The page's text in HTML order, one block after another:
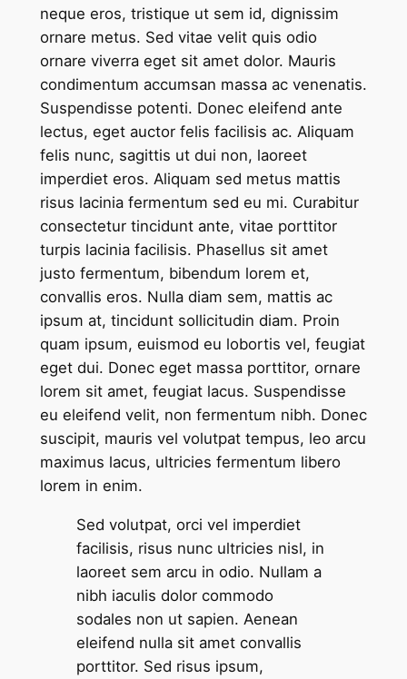
neque eros, tristique ut sem id, dignissim
ornare metus. Sed vitae velit quis odio
ornare viverra eget sit amet dolor. Mauris
condimentum accumsan massa ac venenatis.
Suspendisse potenti. Donec eleifend ante
lectus, eget auctor felis facilisis ac. Aliquam
felis nunc, sagittis ut dui non, laoreet
imperdiet eros. Aliquam sed metus mattis
risus lacinia fermentum sed eu mi. Curabitur
consectetur tincidunt ante, vitae porttitor
turpis lacinia facilisis. Phasellus sit amet
justo fermentum, bibendum lorem et,
convallis eros. Nulla diam sem, mattis ac
ipsum at, tincidunt sollicitudin diam. Proin
quam ipsum, euismod eu lobortis vel, feugiat
eget dui. Donec eget massa porttitor, ornare
lorem sit amet, feugiat lacus. Suspendisse
eu eleifend velit, non fermentum nibh. Donec
suscipit, mauris vel volutpat tempus, leo arcu
maximus lacus, ultricies fermentum libero
lorem in enim.
Sed volutpat, orci vel imperdiet
facilisis, risus nunc ultricies nisl, in
laoreet sem arcu in odio. Nullam a
nibh iaculis dolor commodo
sodales non ut sapien. Aenean
eleifend nulla sit amet convallis
porttitor. Sed risus ipsum,